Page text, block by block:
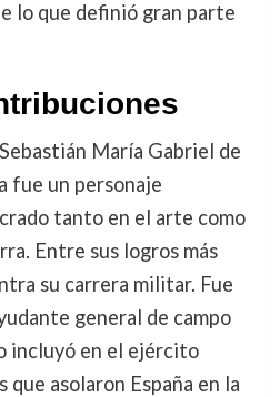
lo que definió gran parte
María Gabriel de
fue un personaje
tanto en el arte como
Entre sus logros más
su carrera militar. Fue
general de campo
incluyó en el ejército
que asolaron España en la